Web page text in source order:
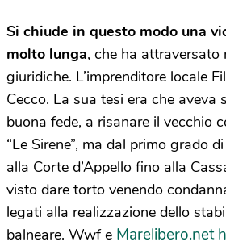
Si chiude in questo modo una
molto lunga, che ha attraversato
giuridiche. L’imprenditore locale
Cecco. La sua tesi era che aveva
buona fede, a risanare il vecchio
“Le Sirene”, ma dal primo grado
alla Corte d’Appello fino alla
visto dare torto venendo
legati alla realizzazione dello
balneare. Wwf e Marelibero.net